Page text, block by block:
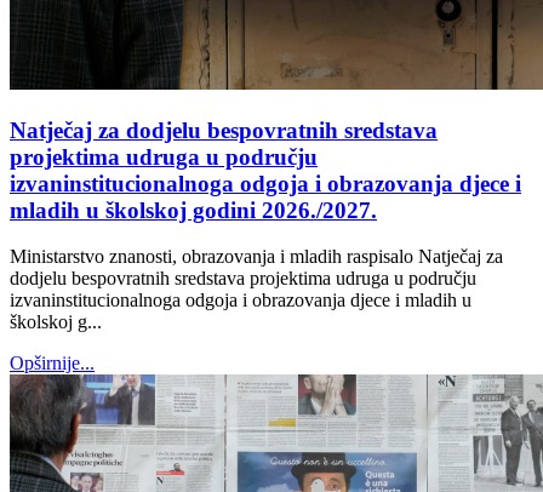
Natječaj za dodjelu bespovratnih sredstava
projektima udruga u području
izvaninstitucionalnoga odgoja i obrazovanja djece i
mladih u školskoj godini 2026./2027.
Ministarstvo znanosti, obrazovanja i mladih raspisalo Natječaj za
dodjelu bespovratnih sredstava projektima udruga u području
izvaninstitucionalnoga odgoja i obrazovanja djece i mladih u
školskoj g...
Opširnije...